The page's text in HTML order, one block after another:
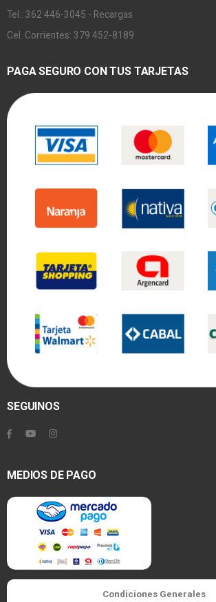
Tel.: 362 446-3045 - Recargas
Cel. Corrientes: 379 452-8189
PAGA SEGURO CON TUS TARJETAS
SEGUINOS
MEDIOS DE PAGO
Condiciones Generales